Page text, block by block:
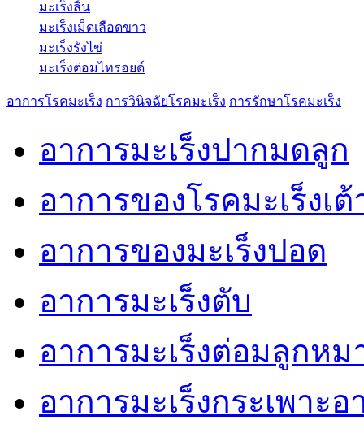
มะเร็งลิ้น
มะเร็งเม็ดเลือดขาว
มะเร็งรังไข่
มะเร็งต่อมไทรอยด์
อาการโรคมะเร็ง การวินิจฉัยโรคมะเร็ง การรักษาโรคมะเร็ง
อาการมะเร็งปากมดลูก
อาการของโรคมะเร็งเ
อาการของมะเร็งปอด
อาการมะเร็งตับ
อาการมะเร็งต่อมลูกหม
อาการมะเร็งกระเพาะอ